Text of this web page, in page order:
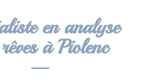
en analyse
à Piolenc